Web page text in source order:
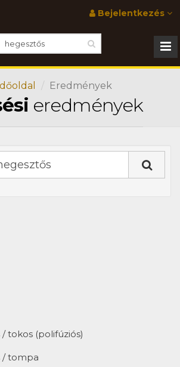
Bejelentkezés
Eredmények
eredmények
tokos (polifúziós)
/ tompa